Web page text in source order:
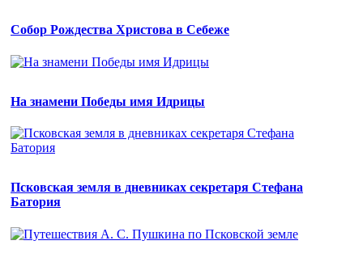
Собор Рождества Христова в Себеже
На знамени Победы имя Идрицы
Псковская земля в дневниках секретаря Стефана
Батория